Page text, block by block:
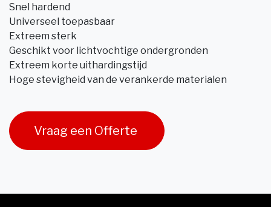
Snel hardend
Universeel toepasbaar
Extreem sterk
Geschikt voor lichtvochtige ondergronden
Extreem korte uithardingstijd
Hoge stevigheid van de verankerde materialen
Vraag een Offerte